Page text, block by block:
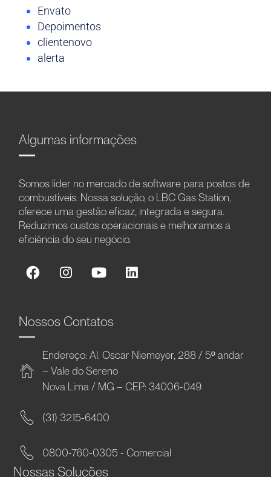
Envato
Depoimentos
clientenovo
alerta
Algumas informações
Somos líder no mercado de software para postos de
combustíveis. Nossa solução, o LBC Gas Station,
oferece uma gestão eficaz, integrada e segura.
Reduzimos custos operacionais e melhoramos a
eficiência do seu negócio.
Nossos Contatos
Endereço: Al. Oscar Niemeyer, 288 / 5º andar
– Vale do Sereno
Nova Lima / MG – CEP: 34006-049
(31) 3215-6400
0800-760-0305 - Comercial
Nossas Soluções